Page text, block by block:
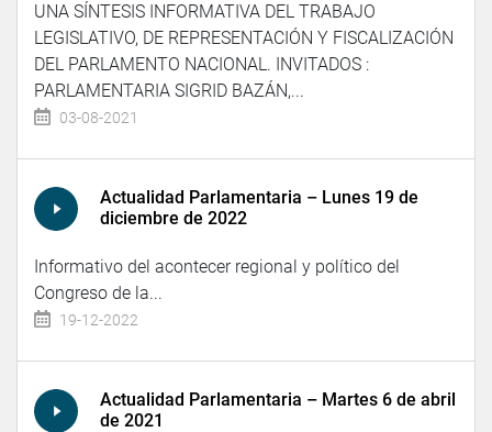
UNA SÍNTESIS INFORMATIVA DEL TRABAJO
LEGISLATIVO, DE REPRESENTACIÓN Y FISCALIZACIÓN
DEL PARLAMENTO NACIONAL. INVITADOS :
PARLAMENTARIA SIGRID BAZÁN,...
03-08-2021
Actualidad Parlamentaria – Lunes 19 de
diciembre de 2022
Informativo del acontecer regional y político del
Congreso de la...
19-12-2022
Actualidad Parlamentaria – Martes 6 de abril
de 2021